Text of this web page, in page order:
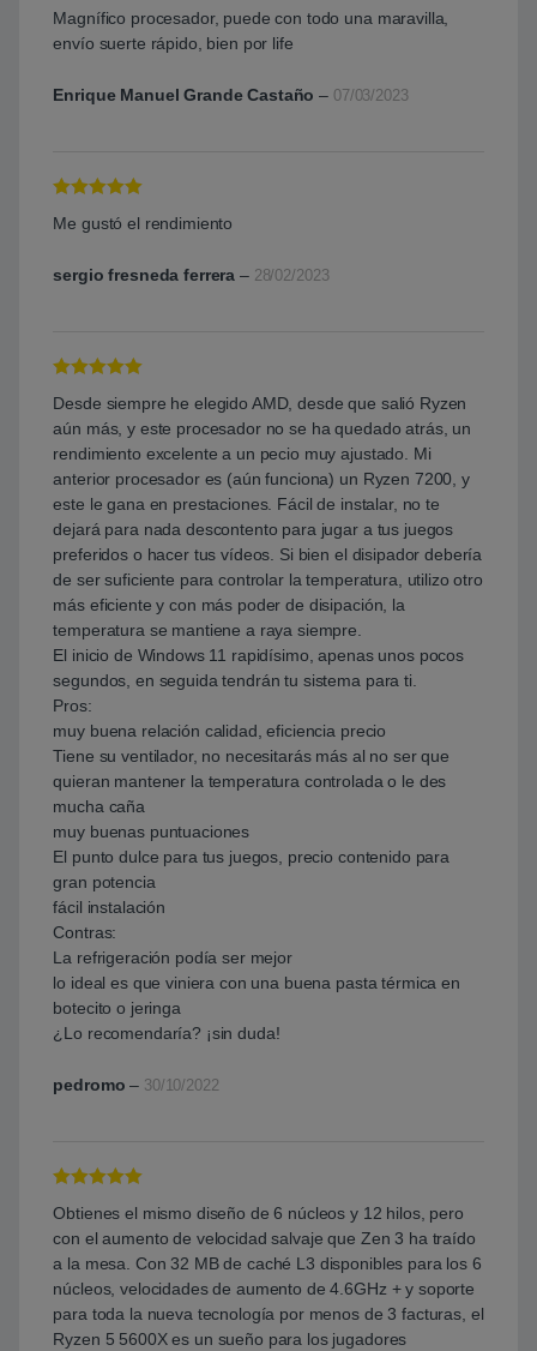
5de 5
Magnífico procesador, puede con todo una maravilla,
envío suerte rápido, bien por life
Enrique Manuel Grande Castaño – 07/03/2023
5de 5
Me gustó el rendimiento
sergio fresneda ferrera – 28/02/2023
5de 5
Desde siempre he elegido AMD, desde que salió Ryzen
aún más, y este procesador no se ha quedado atrás, un
rendimiento excelente a un pecio muy ajustado. Mi
anterior procesador es (aún funciona) un Ryzen 7200, y
este le gana en prestaciones. Fácil de instalar, no te
dejará para nada descontento para jugar a tus juegos
preferidos o hacer tus vídeos. Si bien el disipador debería
de ser suficiente para controlar la temperatura, utilizo otro
más eficiente y con más poder de disipación, la
temperatura se mantiene a raya siempre.
El inicio de Windows 11 rapidísimo, apenas unos pocos
segundos, en seguida tendrán tu sistema para ti.
Pros:
muy buena relación calidad, eficiencia precio
Tiene su ventilador, no necesitarás más al no ser que
quieran mantener la temperatura controlada o le des
mucha caña
muy buenas puntuaciones
El punto dulce para tus juegos, precio contenido para
gran potencia
fácil instalación
Contras:
La refrigeración podía ser mejor
lo ideal es que viniera con una buena pasta térmica en
botecito o jeringa
¿Lo recomendaría? ¡sin duda!
pedromo – 30/10/2022
5de 5
Obtienes el mismo diseño de 6 núcleos y 12 hilos, pero
con el aumento de velocidad salvaje que Zen 3 ha traído
a la mesa. Con 32 MB de caché L3 disponibles para los 6
núcleos, velocidades de aumento de 4.6GHz + y soporte
para toda la nueva tecnología por menos de 3 facturas, el
Ryzen 5 5600X es un sueño para los jugadores